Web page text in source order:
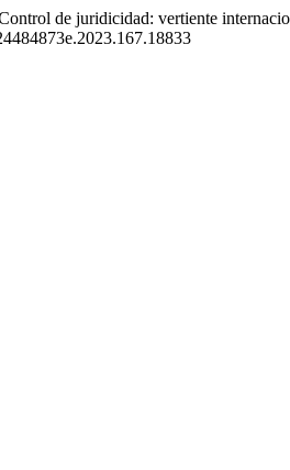
de juridicidad: vertiente